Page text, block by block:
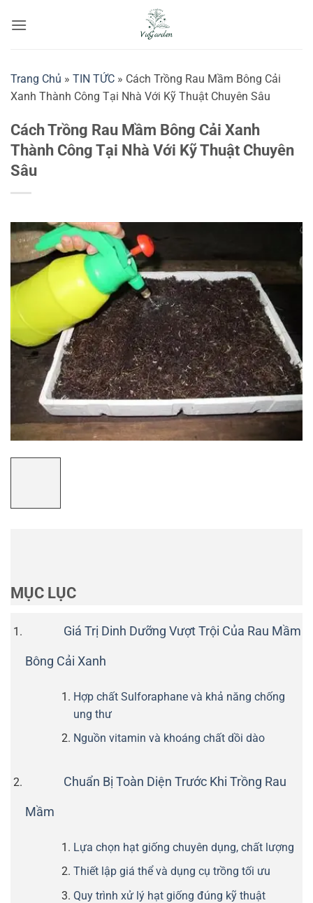
qua
Trang Chủ » TIN TỨC » Cách Trồng Rau Mầm Bông Cải
Xanh Thành Công Tại Nhà Với Kỹ Thuật Chuyên Sâu
Cách Trồng Rau Mầm Bông Cải Xanh
Thành Công Tại Nhà Với Kỹ Thuật Chuyên
Sâu
MỤC LỤC
Giá Trị Dinh Dưỡng Vượt Trội Của Rau Mầm
Bông Cải Xanh
Hợp chất Sulforaphane và khả năng chống
ung thư
Nguồn vitamin và khoáng chất dồi dào
Chuẩn Bị Toàn Diện Trước Khi Trồng Rau
Mầm
Lựa chọn hạt giống chuyên dụng, chất lượng
Thiết lập giá thể và dụng cụ trồng tối ưu
Quy trình xử lý hạt giống đúng kỹ thuật